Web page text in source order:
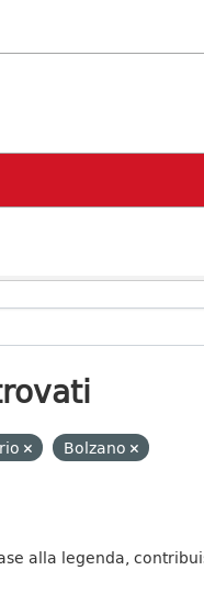
Bolzano
alla legenda,